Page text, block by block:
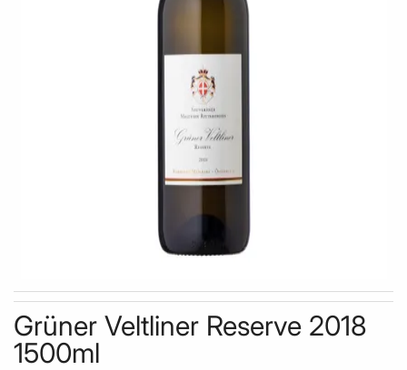
Skip to the beginning of the images gallery
Grüner Veltliner Reserve 2018
1500ml